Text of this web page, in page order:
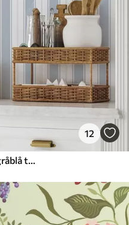
12
Version med gentagne striber i gråblå toner